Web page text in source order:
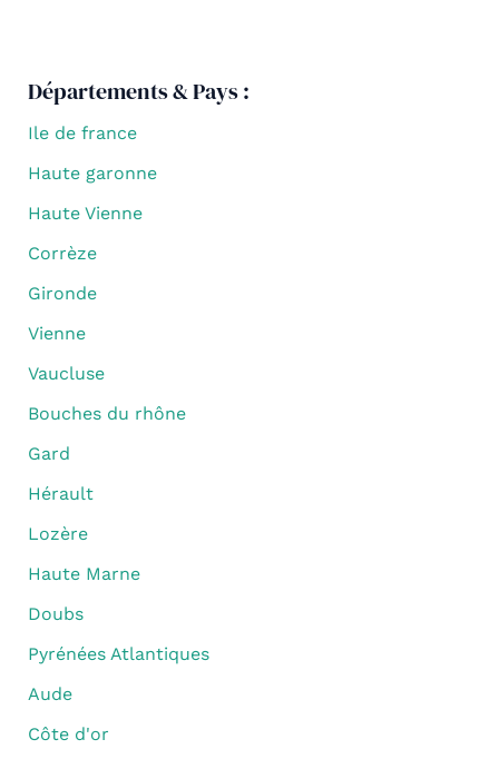
Départements & Pays :
Ile de france
Haute garonne
Haute Vienne
Corrèze
Gironde
Vienne
Vaucluse
Bouches du rhône
Gard
Hérault
Lozère
Haute Marne
Doubs
Pyrénées Atlantiques
Aude
Côte d'or